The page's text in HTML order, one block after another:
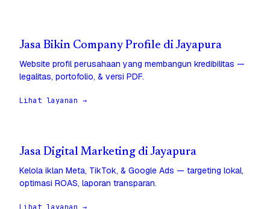
Jasa Bikin Company Profile di Jayapura
Website profil perusahaan yang membangun kredibilitas —
legalitas, portofolio, & versi PDF.
Lihat layanan →
Jasa Digital Marketing di Jayapura
Kelola iklan Meta, TikTok, & Google Ads — targeting lokal,
optimasi ROAS, laporan transparan.